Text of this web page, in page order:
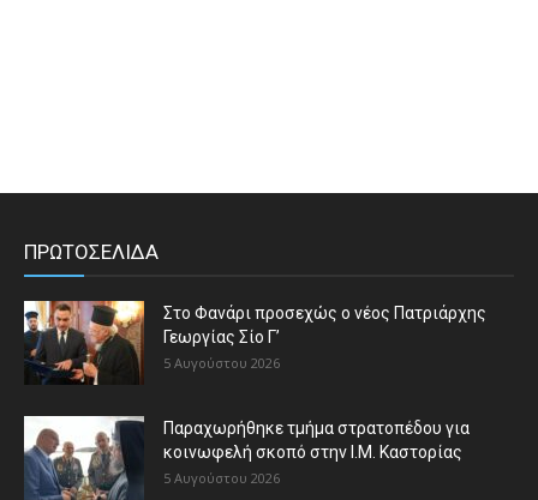
ΠΡΩΤΟΣΕΛΙΔΑ
Στο Φανάρι προσεχώς ο νέος Πατριάρχης
Γεωργίας Σίο Γ’
5 Αυγούστου 2026
Παραχωρήθηκε τμήμα στρατοπέδου για
κοινωφελή σκοπό στην Ι.Μ. Καστορίας
5 Αυγούστου 2026